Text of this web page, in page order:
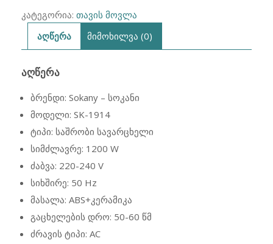
კატეგორია: თავის მოვლა
აღწერა
მიმოხილვა (0)
ᲐᲦᲬᲔᲠᲐ
ბრენდი: Sokany – სოკანი
მოდელი: SK-1914
ტიპი: საშრობი სავარცხელი
სიმძლავრე: 1200 W
ძაბვა: 220-240 V
სიხშირე: 50 Hz
მასალა: ABS+კერამიკა
გაცხელების დრო: 50-60 წმ
ძრავის ტიპი: AC